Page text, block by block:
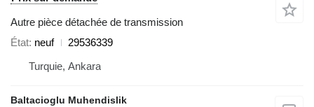
Autre pièce détachée de transmission
État neuf
29536339
Turquie, Ankara
Baltacioglu Muhendislik